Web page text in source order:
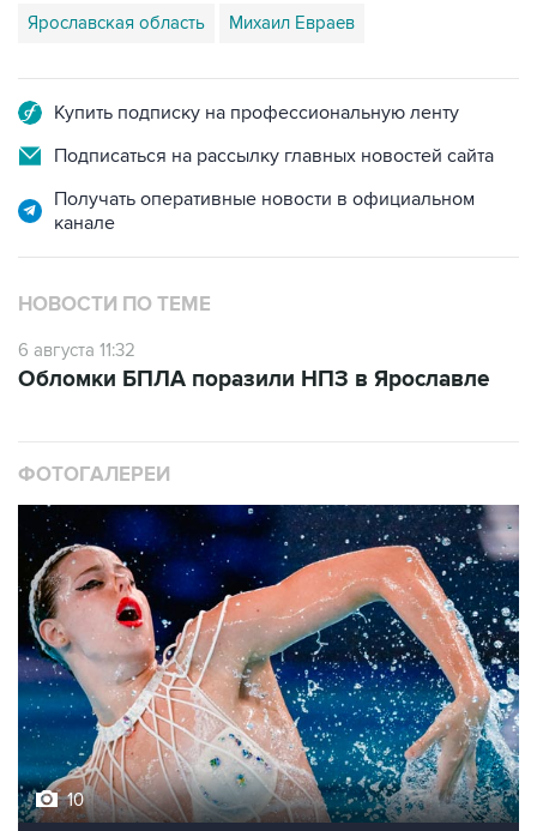
Ярославская область Михаил Евраев
Купить подписку на профессиональную ленту
Подписаться на рассылку главных новостей сайта
Получать оперативные новости в официальном
канале
НОВОСТИ ПО ТЕМЕ
6 августа 11:32
Обломки БПЛА поразили НПЗ в Ярославле
ФОТОГАЛЕРЕИ
10